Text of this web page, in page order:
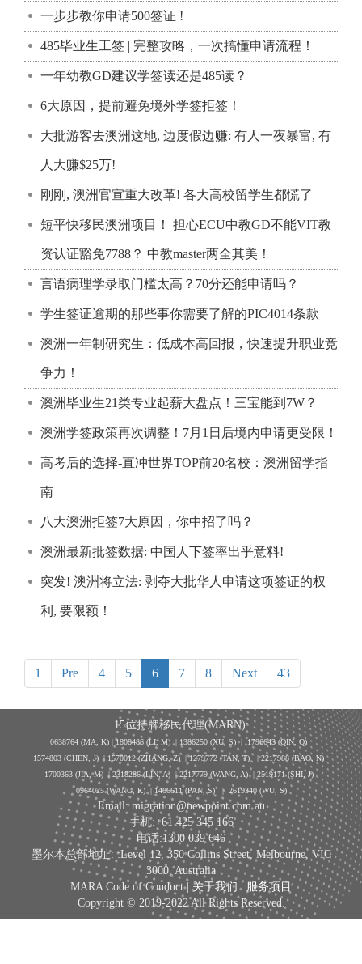
一步步教你申请500签证 !
485毕业生工签 | 完整攻略，一次搞懂申请流程！
一年幼教GD建议学签读还是485读？
6大原因，提前避免境外学签拒签！
大批游客去澳洲这地, 边度假边赚: 有人一夜暴富, 有
人大赚$25万!
刚刚, 澳洲官宣重大改革! 各大高校留学生都慌了
短平快移民澳洲项目！ 担心ECU中教GD不能VIT教
资认证豁免7788？ 中教master两全其美！
言语病理学录取门槛太高？70分还能申请吗？
学生签证逾期的那些事你需要了解的PIC4014条款
澳洲一年制研究生：低成本高回报，快速提升职业竞
争力！
澳洲毕业生21类专业起薪大盘点！三宝能到7W？
澳洲学签政策再次调整！7月1日后境内申请更受限！
高考后的选择-直冲世界TOP前20名校：澳洲留学指
南
八大澳洲拒签7大原因，你中招了吗？
澳洲最新批签数据: 中国人下签率出乎意料!
突发! 澳洲将立法: 剥夺大批华人申请这项签证的权
利, 要限额！
1 Pre 4 5 6 7 8 Next 43
15位持牌移民代理(MARN):
0638764 (MA, K) |1808486 (LI, M) | 1386250 (XU, S)| 1796643 (QIN, Q)
1574803 (CHEN, J) | 1570012 (ZHANG, Z) | 1279772 (TAN, T) | 2217988 (BAO, N)
1700363 (JIA, M) | 2318286 (LIN, A) | 2217779 (WANG, A) | 2519171 (SHI, J)
0964025 (WANG, K) | 1466611 (PAN, S)| 2619340 (WU, S)
Email: migration@newpoint.com.au
手机:+61 425 345 166
电话:1300 039 646
墨尔本总部地址: :Level 12, 350 Collins Street, Melbourne, VIC
3000, Australia
MARA Code of Conduct |关于我们 | 服务项目
Copyright © 2019-2022 All Rights Reserved.